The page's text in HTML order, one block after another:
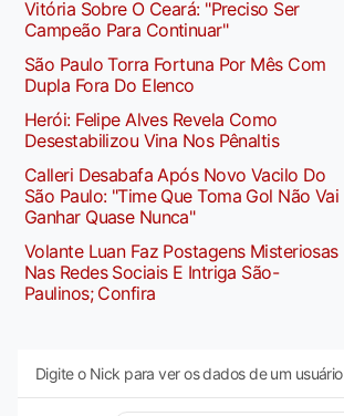
Vitória Sobre O Ceará: "Preciso Ser
Campeão Para Continuar"
São Paulo Torra Fortuna Por Mês Com
Dupla Fora Do Elenco
Herói: Felipe Alves Revela Como
Desestabilizou Vina Nos Pênaltis
Calleri Desabafa Após Novo Vacilo Do
São Paulo: "Time Que Toma Gol Não Vai
Ganhar Quase Nunca"
Volante Luan Faz Postagens Misteriosas
Nas Redes Sociais E Intriga São-
Paulinos; Confira
Digite o Nick para ver os dados de um usuário